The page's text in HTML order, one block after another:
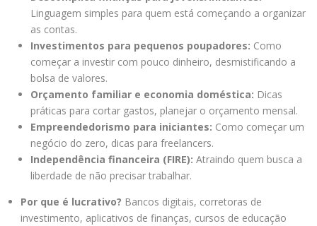
Linguagem simples para quem está começando a organizar
as contas.
Investimentos para pequenos poupadores: Como
começar a investir com pouco dinheiro, desmistificando a
bolsa de valores.
Orçamento familiar e economia doméstica: Dicas
práticas para cortar gastos, planejar o orçamento mensal.
Empreendedorismo para iniciantes: Como começar um
negócio do zero, dicas para freelancers.
Independência financeira (FIRE): Atraindo quem busca a
liberdade de não precisar trabalhar.
Por que é lucrativo? Bancos digitais, corretoras de
investimento, aplicativos de finanças, cursos de educação